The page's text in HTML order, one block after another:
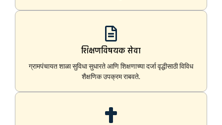
शिक्षणविषयक सेवा
ग्रामपंचायत शाळा सुविधा सुधारते आणि शिक्षणाच्या दर्जा वृद्धीसाठी विविध
शैक्षणिक उपक्रम राबवते.